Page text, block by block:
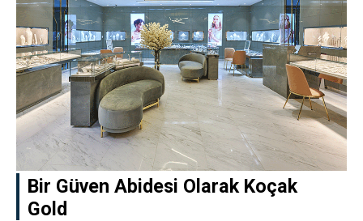
Bir Güven Abidesi Olarak Koçak
Gold